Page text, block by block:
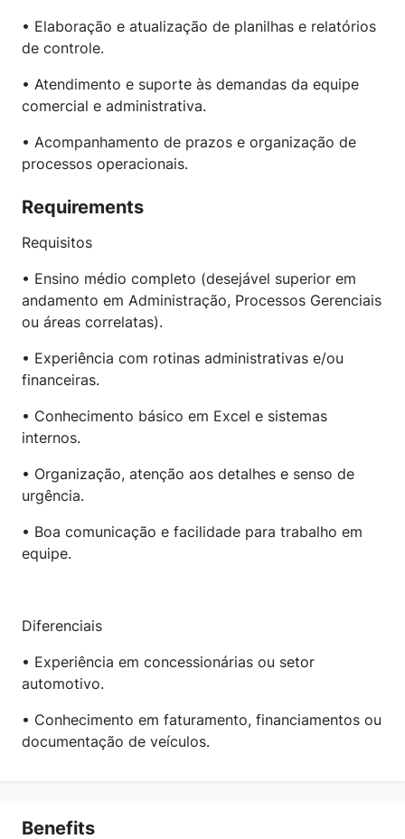
• Elaboração e atualização de planilhas e relatórios
de controle.
• Atendimento e suporte às demandas da equipe
comercial e administrativa.
• Acompanhamento de prazos e organização de
processos operacionais.
Requirements
Requisitos
• Ensino médio completo (desejável superior em
andamento em Administração, Processos Gerenciais
ou áreas correlatas).
• Experiência com rotinas administrativas e/ou
financeiras.
• Conhecimento básico em Excel e sistemas
internos.
• Organização, atenção aos detalhes e senso de
urgência.
• Boa comunicação e facilidade para trabalho em
equipe.
Diferenciais
• Experiência em concessionárias ou setor
automotivo.
• Conhecimento em faturamento, financiamentos ou
documentação de veículos.
Benefits